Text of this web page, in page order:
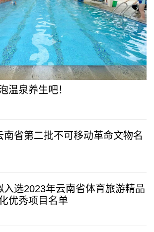
温泉养生吧！
南省第二批不可移动革命文物名
入选2023年云南省体育旅游精品
优秀项目名单